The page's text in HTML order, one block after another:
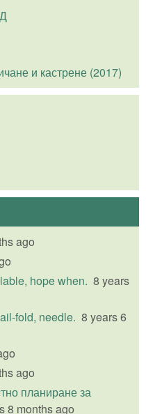
и кастрене (2017)
ago
hope when. 8 years
fold, needle. 8 years 6
ago
планиране за
8 months ago